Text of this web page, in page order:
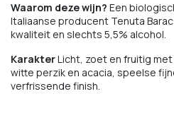
Waarom deze wijn? Een
Italiaanse producent Tenuta
kwaliteit en slechts 5,5% alcohol.
KarakterLicht, zoet en fruitig
witte perzik en acacia, speelse
verfrissende finish.